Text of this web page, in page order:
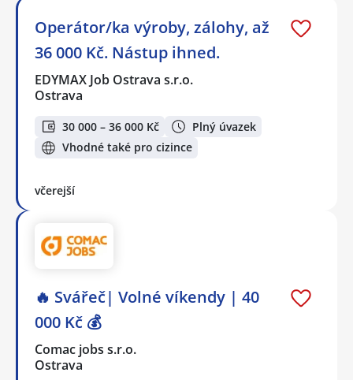
Operátor/ka výroby, zálohy, až
36 000 Kč. Nástup ihned.
EDYMAX Job Ostrava s.r.o.
Ostrava
30 000 – 36 000 Kč
Plný úvazek
Vhodné také pro cizince
včerejší
🔥 Svářeč| Volné víkendy | 40
000 Kč 💰
Comac jobs s.r.o.
Ostrava